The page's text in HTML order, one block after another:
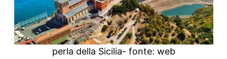
perla della Sicilia- fonte: web